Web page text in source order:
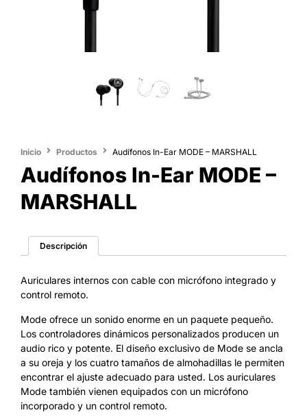
Inicio Productos Audífonos In-Ear MODE – MARSHALL
Audífonos In-Ear MODE –
MARSHALL
Descripción
Auriculares internos con cable con micrófono integrado y
control remoto.
Mode ofrece un sonido enorme en un paquete pequeño.
Los controladores dinámicos personalizados producen un
audio rico y potente. El diseño exclusivo de Mode se ancla
a su oreja y los cuatro tamaños de almohadillas le permiten
encontrar el ajuste adecuado para usted. Los auriculares
Mode también vienen equipados con un micrófono
incorporado y un control remoto.